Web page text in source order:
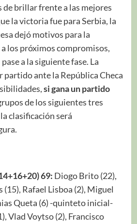
de brillar frente a las mejores
la victoria fue para Serbia, la
dejó motivos para la
a los próximos compromisos,
a la siguiente fase. La
ante la República Checa
si gana un partido
de los siguientes tres
clasificación será
69: Diogo Brito (22),
Rafael Lisboa (2), Miguel
Queta (6) -quinteto inicial-
Vlad Voytso (2), Francisco